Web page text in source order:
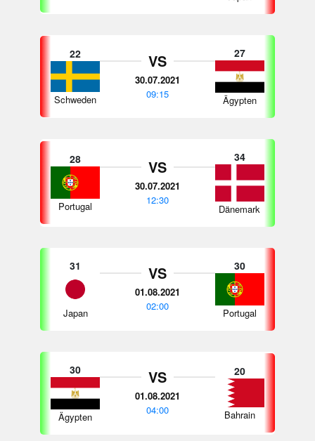
22
Schweden
VS
30.07.2021
09:15
27
Ägypten
28
Portugal
VS
30.07.2021
12:30
34
Dänemark
31
Japan
VS
01.08.2021
02:00
30
Portugal
30
Ägypten
VS
01.08.2021
04:00
20
Bahrain